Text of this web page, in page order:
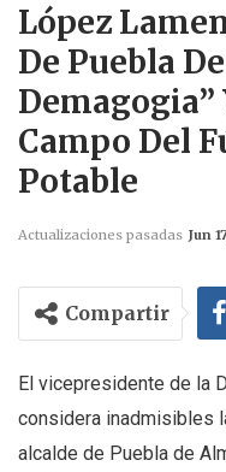
López
De Puebla
Campo Del
Potable
Actualizaciones pasadas Jun
Compartir
El vicepresidente de la
considera inadmisibles
alcalde de Puebla de